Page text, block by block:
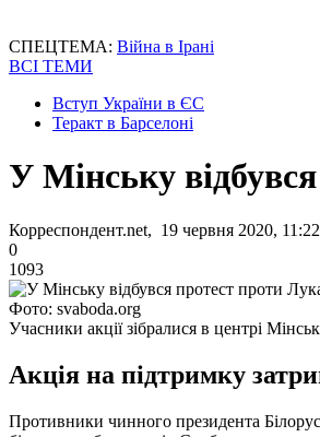
СПЕЦТЕМА: Війна в Ірані
ВСІ ТЕМИ
Вступ України в ЄС
Теракт в Барселоні
У Мінську
Корреспондент.net, 19 червня 2020, 11:22
0
1093
Фото: svaboda.org
Учасники акції зібралися в центрі
Акція на підтримку
Противники чинного президента